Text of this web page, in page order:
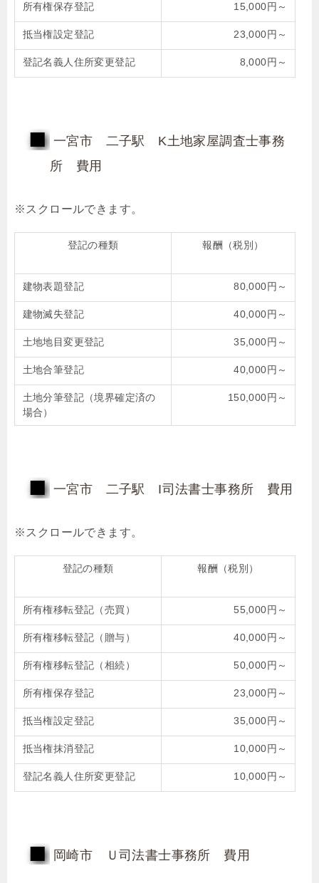
所有権保存登記 15,000円～
抵当権設定登記 23,000円～
登記名義人住所変更登記 8,000円～
一宮市 二子駅 K土地家屋調査士事務
所 費用
登記の種類 報酬（税別）
建物表題登記 80,000円～
建物滅失登記 40,000円～
土地地目変更登記 35,000円～
土地合筆登記 40,000円～
土地分筆登記（境界確定済の
場合）
150,000円～
一宮市 二子駅 I司法書士事務所 費用
登記の種類 報酬（税別）
所有権移転登記（売買） 55,000円～
所有権移転登記（贈与） 40,000円～
所有権移転登記（相続） 50,000円～
所有権保存登記 23,000円～
抵当権設定登記 35,000円～
抵当権抹消登記 10,000円～
登記名義人住所変更登記 10,000円～
岡崎市 Ｕ司法書士事務所 費用